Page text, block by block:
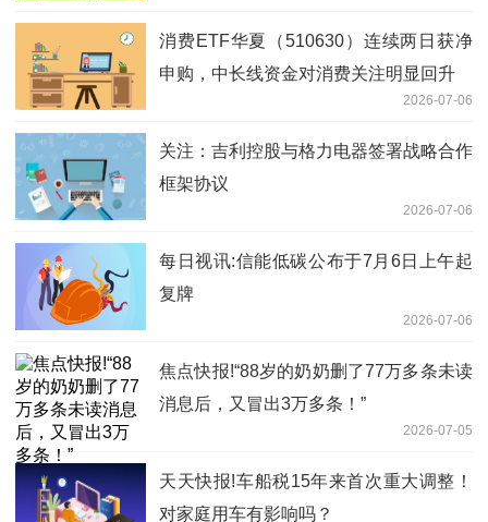
消费ETF华夏（510630）连续两日获净
申购，中长线资金对消费关注明显回升
2026-07-06
关注：吉利控股与格力电器签署战略合作
框架协议
2026-07-06
每日视讯:信能低碳公布于7月6日上午起
复牌
2026-07-06
焦点快报!“88岁的奶奶删了77万多条未读
消息后，又冒出3万多条！”
2026-07-05
天天快报!车船税15年来首次重大调整！
对家庭用车有影响吗？